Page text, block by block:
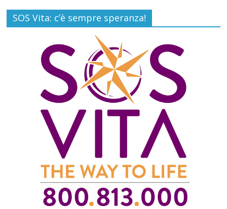
SOS Vita: c’è sempre speranza!